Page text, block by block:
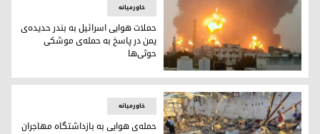
حملات هوایی اسرائیل به بندر حدیده‌ی یمن در پاسخ به
خاورمیانه
حملات هوایی اسرائیل به بندر حدیده‌ی
یمن در پاسخ به حمله‌ی‌ موشکی
حوثی‌ها
خاورمیانه
حمله‌ی هوایی به بازداشتگاه مهاجران